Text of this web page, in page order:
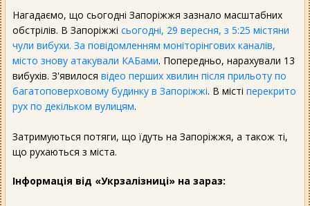
Нагадаємо, що сьогодні Запоріжжя зазнало масштабних
обстрілів. В Запоріжжі сьогодні, 29 вересня, з 5:25 містяни
чули вибухи. За повідомленням моніторінгових каналів,
місто знову атакували КАБами. Попередньо, нарахували 13
вибухів. З'явилося відео перших хвилин після прильоту по
багатоповерховому будинку в Запоріжжі. В місті перекрито
рух по декільком вулицям.
Затримуються потяги, що їдуть на Запоріжжя, а також ті,
що рухаються з міста.
Інформація від «Укрзалізниці» на зараз: